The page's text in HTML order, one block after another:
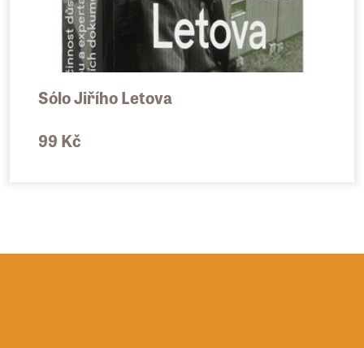
Sólo Jiřího Letova
99 Kč